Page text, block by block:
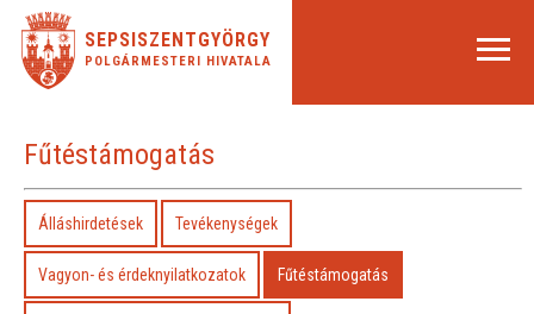
SEPSISZENTGYÖRGY
POLGÁRMESTERI HIVATALA
Fűtéstámogatás
Álláshirdetések Tevékenységek
Vagyon- és érdeknyilatkozatok Fűtéstámogatás